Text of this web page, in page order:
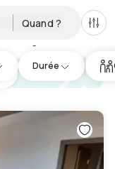
Quand ?
Durée